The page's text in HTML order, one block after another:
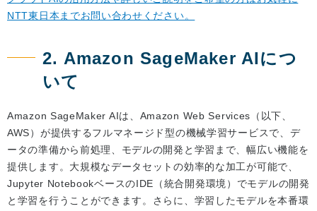
NTT東日本までお問い合わせください。
2. Amazon SageMaker AIにつ
いて
Amazon SageMaker AIは、Amazon Web Services（以下、
AWS）が提供するフルマネージド型の機械学習サービスで、デ
ータの準備から前処理、モデルの開発と学習まで、幅広い機能を
提供します。大規模なデータセットの効率的な加工が可能で、
Jupyter NotebookベースのIDE（統合開発環境）でモデルの開発
と学習を行うことができます。さらに、学習したモデルを本番環